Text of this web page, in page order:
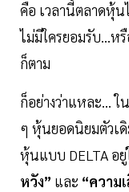
คือ เวลานี้ตลาดหุ้
ไม่มีใครยอมรับ...ห
ก็ตาม
ก็อย่างว่าแหละ...
ๆ หุ้นยอดนิยมตัวเ
หุ้นแบบ DELTA อ
หวัง” และ “ความ